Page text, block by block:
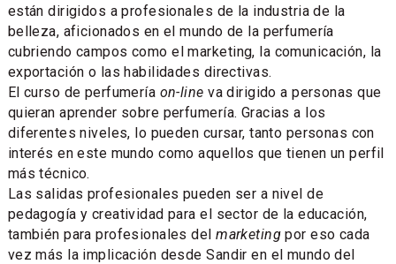
están dirigidos a profesionales de la industria de la
belleza, aficionados en el mundo de la perfumería
cubriendo campos como el marketing, la comunicación, la
exportación o las habilidades directivas.
El curso de perfumería on-line va dirigido a personas que
quieran aprender sobre perfumería. Gracias a los
diferentes niveles, lo pueden cursar, tanto personas con
interés en este mundo como aquellos que tienen un perfil
más técnico.
Las salidas profesionales pueden ser a nivel de
pedagogía y creatividad para el sector de la educación,
también para profesionales delmarketingpor eso cada
vez más la implicación desde Sandir en el mundo del